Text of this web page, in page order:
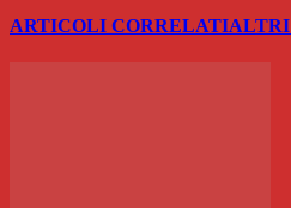
ARTICOLI CORRELATIALTRI